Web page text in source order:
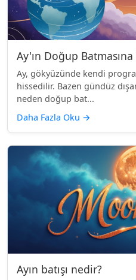
Ay'ın Doğup
Ay, gökyüzünde kendi
hissedilir. Bazen gündüz
neden doğup bat...
Daha Fazla Oku →
Ayın batışı nedir?